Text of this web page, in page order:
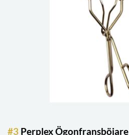
#3 Perplex Ögonfransböjare